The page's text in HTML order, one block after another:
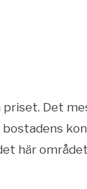
Det
här